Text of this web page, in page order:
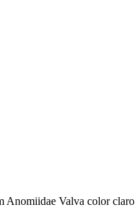
Anomiidae Valva color claro